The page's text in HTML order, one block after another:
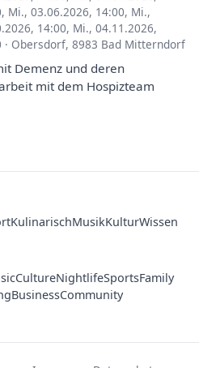
, Mi., 03.06.2026, 14:00, Mi.,
14:00, Mi., 04.11.2026,
· Obersdorf, 8983 Bad Mitterndorf
Demenz und deren
mit dem Hospizteam
KulinarischMusikKulturWissen
CultureNightlifeSportsFamily
BusinessCommunity